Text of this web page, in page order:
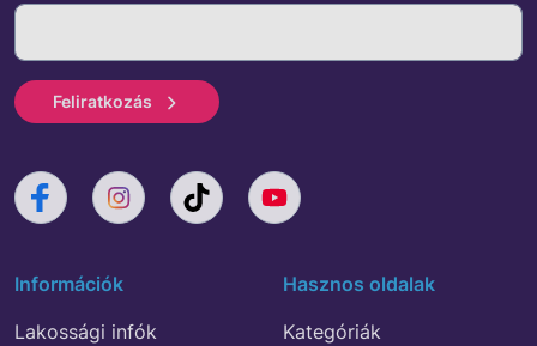
Feliratkozás
Információk
Lakossági infók
Hasznos oldalak
Kategóriák